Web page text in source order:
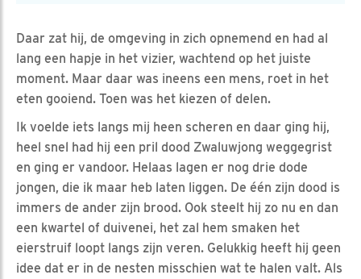
Daar zat hij, de omgeving in zich opnemend en had al
lang een hapje in het vizier, wachtend op het juiste
moment. Maar daar was ineens een mens, roet in het
eten gooiend. Toen was het kiezen of delen.
Ik voelde iets langs mij heen scheren en daar ging hij,
heel snel had hij een pril dood Zwaluwjong weggegrist
en ging er vandoor. Helaas lagen er nog drie dode
jongen, die ik maar heb laten liggen. De één zijn dood is
immers de ander zijn brood. Ook steelt hij zo nu en dan
een kwartel of duivenei, het zal hem smaken het
eierstruif loopt langs zijn veren. Gelukkig heeft hij geen
idee dat er in de nesten misschien wat te halen valt. Als